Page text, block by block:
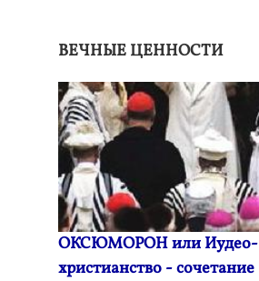
ВЕЧНЫЕ ЦЕННОСТИ
ОКСЮМОРОН или Иудео-
христианство - сочетание